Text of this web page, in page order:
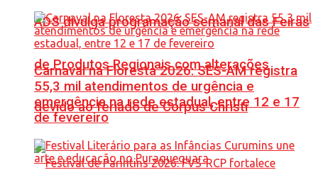
ADS divulga programação semanal das Feiras
de Produtos Regionais com alterações
devido ao feriado de Corpus Christi
Carnaval na Floresta 2026: SES-AM registra
55,3 mil atendimentos de urgência e
emergência na rede estadual, entre 12 e 17
de fevereiro